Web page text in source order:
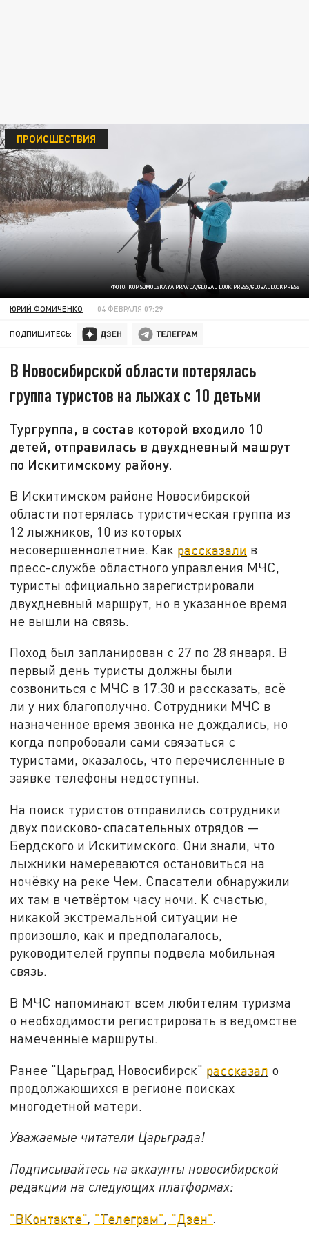
ФОТО: KOMSOMOLSKAYA PRAVDA/GLOBAL LOOK PRESS/GLOBALLOOKPRESS
ПРОИСШЕСТВИЯ
ЮРИЙ ФОМИЧЕНКО 04 ФЕВРАЛЯ 07:29
ПОДПИШИТЕСЬ:
В Новосибирской области потерялась
группа туристов на лыжах с 10 детьми
Тургруппа, в состав которой входило 10
детей, отправилась в двухдневный машрут
по Искитимскому району.
В Искитимском районе Новосибирской
области потерялась туристическая группа из
12 лыжников, 10 из которых
несовершеннолетние. Как рассказали в
пресс-службе областного управления МЧС,
туристы официально зарегистрировали
двухдневный маршрут, но в указанное время
не вышли на связь.
Поход был запланирован с 27 по 28 января. В
первый день туристы должны были
созвониться с МЧС в 17:30 и рассказать, всё
ли у них благополучно. Сотрудники МЧС в
назначенное время звонка не дождались, но
когда попробовали сами связаться с
туристами, оказалось, что перечисленные в
заявке телефоны недоступны.
На поиск туристов отправились сотрудники
двух поисково-спасательных отрядов —
Бердского и Искитимского. Они знали, что
лыжники намереваются остановиться на
ночёвку на реке Чем. Спасатели обнаружили
их там в четвёртом часу ночи. К счастью,
никакой экстремальной ситуации не
произошло, как и предполагалось,
руководителей группы подвела мобильная
связь.
В МЧС напоминают всем любителям туризма
о необходимости регистрировать в ведомстве
намеченные маршруты.
Ранее "Царьград Новосибирск" рассказал о
продолжающихся в регионе поисках
многодетной матери.
Уважаемые читатели Царьграда!
Подписывайтесь на аккаунты новосибирской
редакции на следующих платформах:
"ВКонтакте" "Телеграм" "Дзен"